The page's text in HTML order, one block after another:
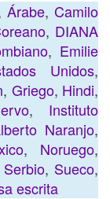
Árabe, Camilo
, DIANA
, Emilie
Unidos,
, Griego, Hindi,
, Instituto
Naranjo,
, Noruego,
Serbio, Sueco,
escrita